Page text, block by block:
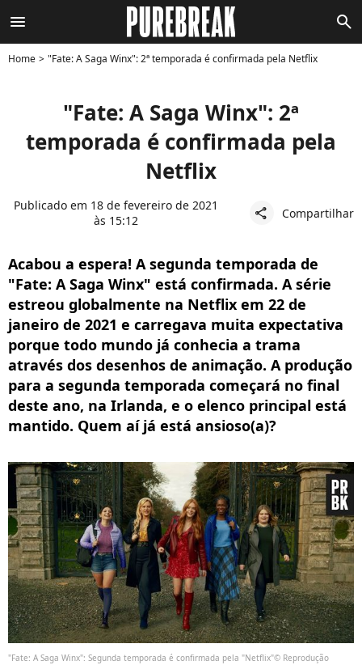
menu search
Home "Fate: A Saga Winx": 2ª temporada é confirmada pela Netflix
"Fate: A Saga Winx": 2ª
temporada é confirmada pela
Netflix
Publicado em 18 de fevereiro de 2021
às 15:12
share Compartilhar
Acabou a espera! A segunda temporada de
"Fate: A Saga Winx" está confirmada. A série
estreou globalmente na Netflix em 22 de
janeiro de 2021 e carregava muita expectativa
porque todo mundo já conhecia a trama
através dos desenhos de animação. A produção
para a segunda temporada começará no final
deste ano, na Irlanda, e o elenco principal está
mantido. Quem aí já está ansioso(a)?
"Fate: A Saga Winx": Segunda temporada é confirmada pela "Netflix"© Reprodução